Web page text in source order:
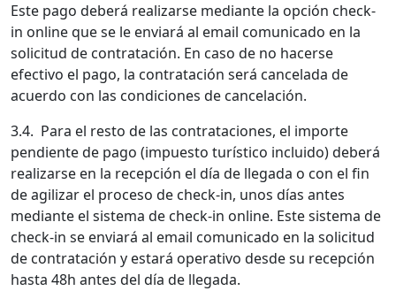
Este pago deberá realizarse mediante la opción check-
in online que se le enviará al email comunicado en la
solicitud de contratación. En caso de no hacerse
efectivo el pago, la contratación será cancelada de
acuerdo con las condiciones de cancelación.
3.4. Para el resto de las contrataciones, el importe
pendiente de pago (impuesto turístico incluido) deberá
realizarse en la recepción el día de llegada o con el fin
de agilizar el proceso de check-in, unos días antes
mediante el sistema de check-in online. Este sistema de
check-in se enviará al email comunicado en la solicitud
de contratación y estará operativo desde su recepción
hasta 48h antes del día de llegada.